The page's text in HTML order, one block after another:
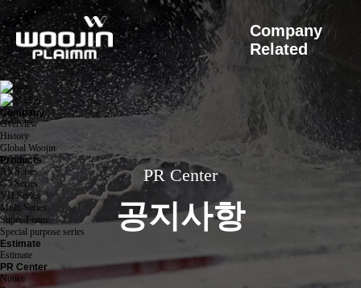
Company
Related
Company
Overview
History
Global Woojin
Products
A5 Series
G5 Series
VH Series
Multi Series
Super-Foam
Special purpose series
Estimate
Estimate
PR Center
Notice
PR Center
공지사항